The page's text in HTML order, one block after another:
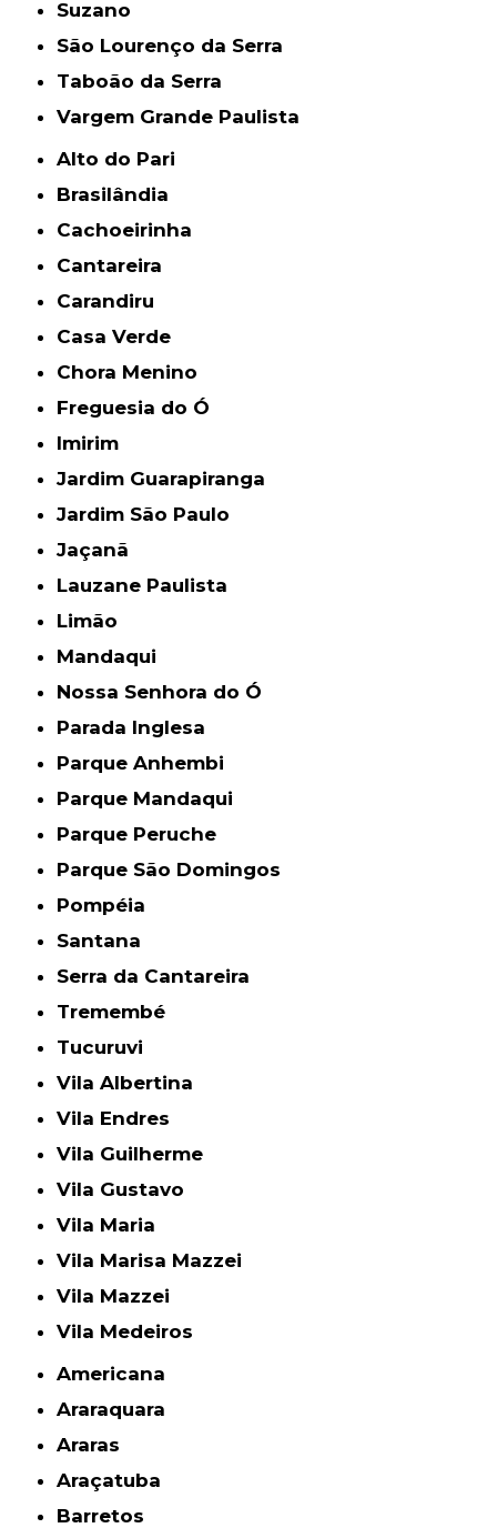
Suzano
São Lourenço da Serra
Taboão da Serra
Vargem Grande Paulista
Alto do Pari
Brasilândia
Cachoeirinha
Cantareira
Carandiru
Casa Verde
Chora Menino
Freguesia do Ó
Imirim
Jardim Guarapiranga
Jardim São Paulo
Jaçanã
Lauzane Paulista
Limão
Mandaqui
Nossa Senhora do Ó
Parada Inglesa
Parque Anhembi
Parque Mandaqui
Parque Peruche
Parque São Domingos
Pompéia
Santana
Serra da Cantareira
Tremembé
Tucuruvi
Vila Albertina
Vila Endres
Vila Guilherme
Vila Gustavo
Vila Maria
Vila Marisa Mazzei
Vila Mazzei
Vila Medeiros
Americana
Araraquara
Araras
Araçatuba
Barretos